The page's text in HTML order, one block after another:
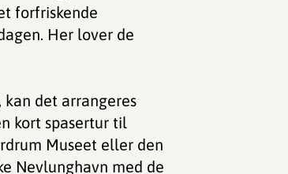
forfriskende
Her lover de
det arrangeres
kort spasertur til
Museet eller den
Nevlunghavn med de